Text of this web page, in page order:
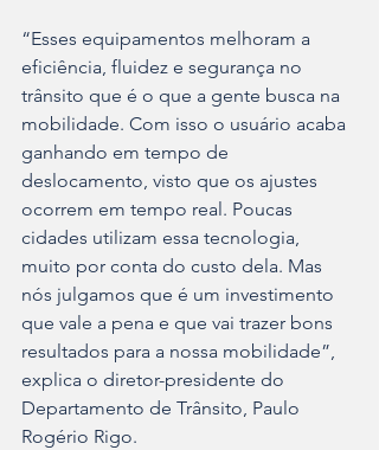
“Esses equipamentos melhoram a
eficiência, fluidez e segurança no
trânsito que é o que a gente busca na
mobilidade. Com isso o usuário acaba
ganhando em tempo de
deslocamento, visto que os ajustes
ocorrem em tempo real. Poucas
cidades utilizam essa tecnologia,
muito por conta do custo dela. Mas
nós julgamos que é um investimento
que vale a pena e que vai trazer bons
resultados para a nossa mobilidade”,
explica o diretor-presidente do
Departamento de Trânsito, Paulo
Rogério Rigo.